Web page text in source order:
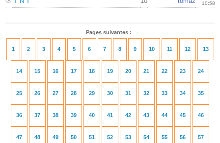
10:58
Pages suivantes :
1 2 3 4 5 6 7 8 9 10 11 12 13
14 15 16 17 18 19 20 21 22 23 24
25 26 27 28 29 30 31 32 33 34 35
36 37 38 39 40 41 42 43 44 45 46
47 48 49 50 51 52 53 54 55 56 57